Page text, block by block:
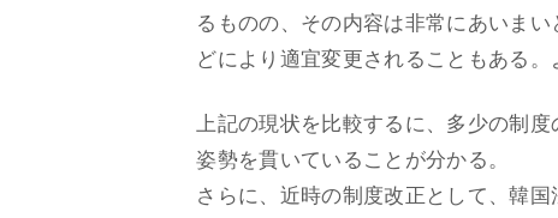
るものの、その内容は非常にあいま
どにより適宜変更されることもある
上記の現状を比較するに、多少の制
姿勢を貫いていることが分かる。
さらに、近時の制度改正として、韓